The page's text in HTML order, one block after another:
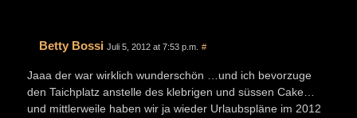
Betty Bossi Juli 5, 2012 at 7:53 p.m. #
Jaaa der war wirklich wunderschön …und ich bevorzuge
den Taichplatz anstelle des klebrigen und süssen Cake…
und mittlerweile haben wir ja wieder Urlaubspläne im 2012